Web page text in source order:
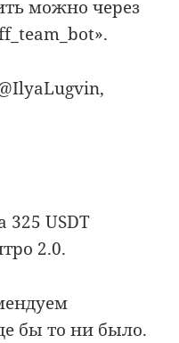
можно через
325 USDT
2.0.
бы то ни было.